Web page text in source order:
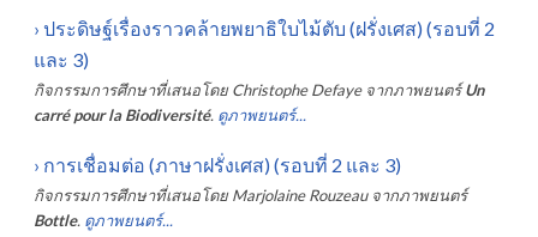
› ประดิษฐ์เรื่องราวคล้ายพยาธิใบไม้ตับ (ฝรั่งเศส) (รอบที่ 2
และ 3)
กิจกรรมการศึกษาที่เสนอโดย Christophe Defaye จากภาพยนตร์ Un
carré pour la Biodiversité. ดูภาพยนตร์...
› การเชื่อมต่อ (ภาษาฝรั่งเศส) (รอบที่ 2 และ 3)
กิจกรรมการศึกษาที่เสนอโดย Marjolaine Rouzeau จากภาพยนตร์
Bottle. ดูภาพยนตร์...